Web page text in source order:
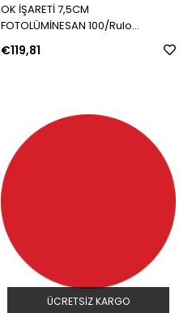
OK İŞARETİ 7,5CM
FOTOLÜMİNESAN 100/Rulo
Model: 93275 | SKU: Y979013
€119,81
ÜCRETSIZ KARGO